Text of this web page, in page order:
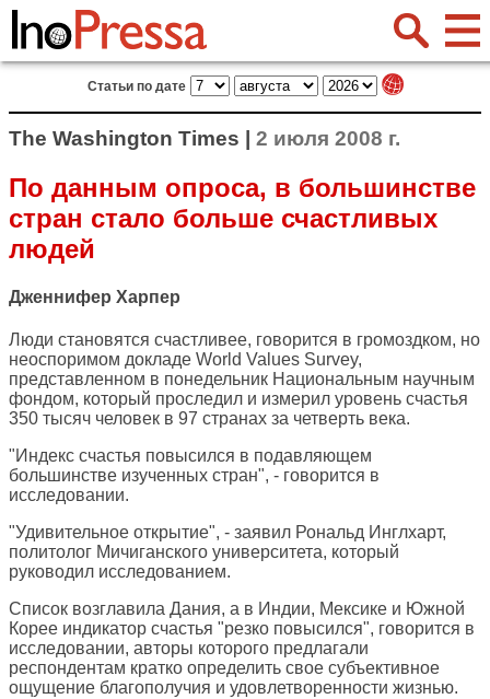
Статьи по дате
The Washington Times | 2 июля 2008 г.
По данным опроса, в большинстве
стран стало больше счастливых
людей
Дженнифер Харпер
Люди становятся счастливее, говорится в громоздком, но
неоспоримом докладе World Values Survey,
представленном в понедельник Национальным научным
фондом, который проследил и измерил уровень счастья
350 тысяч человек в 97 странах за четверть века.
"Индекс счастья повысился в подавляющем
большинстве изученных стран", - говорится в
исследовании.
"Удивительное открытие", - заявил Рональд Инглхарт,
политолог Мичиганского университета, который
руководил исследованием.
Список возглавила Дания, а в Индии, Мексике и Южной
Корее индикатор счастья "резко повысился", говорится в
исследовании, авторы которого предлагали
респондентам кратко определить свое субъективное
ощущение благополучия и удовлетворенности жизнью.